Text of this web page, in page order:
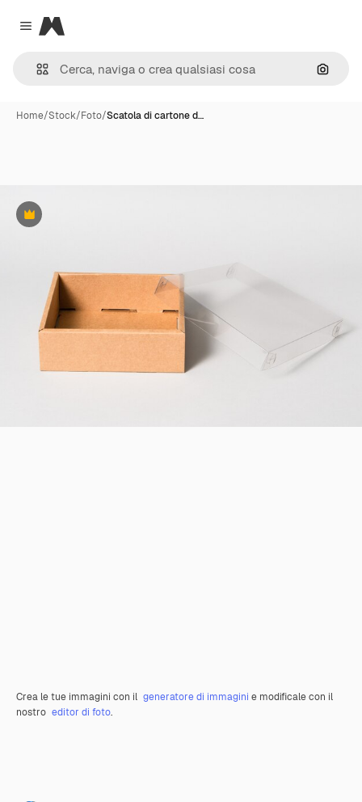
Close menu
Magnific
Cerca
Home/Stock/Foto/Scatola di cartone d…
Premium
Crea le tue immagini con il generatore di immagini e modificale con il
nostro editor di foto.